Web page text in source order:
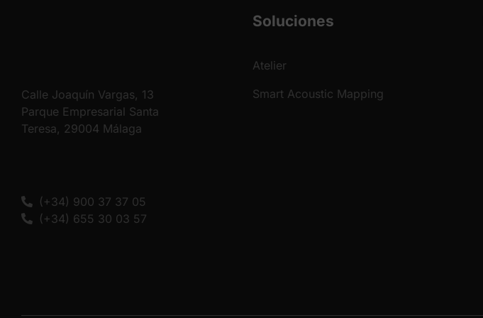
Calle Joaquín Vargas, 13
Parque Empresarial Santa
Teresa, 29004 Málaga
(+34) 900 37 37 05
(+34) 655 30 03 57
Soluciones
Atelier
Smart Acoustic Mapping